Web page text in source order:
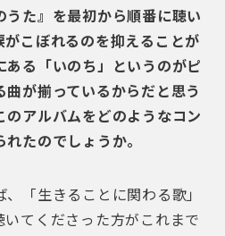
た』を最初から順番に聴い
がこぼれるのを抑えることが
ある「いのち」というのがピ
が揃っているからだと思う
のアルバムをどのようなコン
たのでしょうか。
「生きることに関わる歌」
てくださった方がこれまで